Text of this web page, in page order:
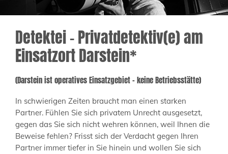
Detektei – Privatdetektiv(e) am
Einsatzort Darstein*
(Darstein ist operatives Einsatzgebiet – keine Betriebsstätte)
In schwierigen Zeiten braucht man einen starken
Partner. Fühlen Sie sich privatem Unrecht ausgesetzt,
gegen das Sie sich nicht wehren können, weil Ihnen die
Beweise fehlen? Frisst sich der Verdacht gegen Ihren
Partner immer tiefer in Sie hinein und wollen Sie sich